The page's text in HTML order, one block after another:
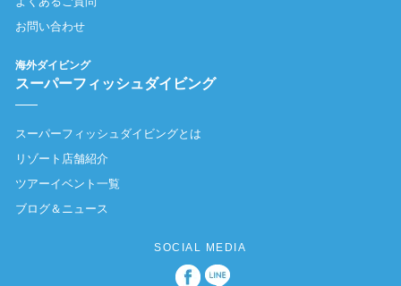
お問い合わせ
海外ダイビング
スーパーフィッシュダイビング
スーパーフィッシュダイビングとは
リゾート店舗紹介
ツアーイベント一覧
ブログ＆ニュース
SOCIAL MEDIA